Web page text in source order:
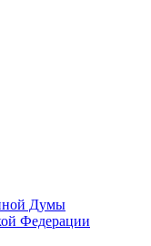
Думы
Федерации